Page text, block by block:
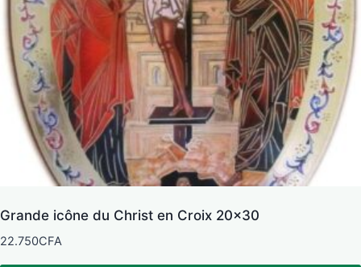
Grande icône du Christ en Croix 20×30
22.750CFA